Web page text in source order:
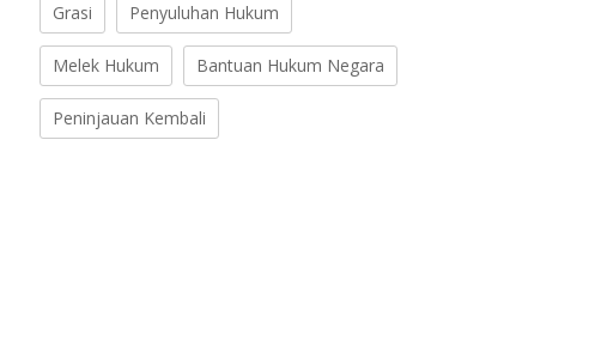
Grasi Penyuluhan Hukum
Melek Hukum Bantuan Hukum Negara
Peninjauan Kembali